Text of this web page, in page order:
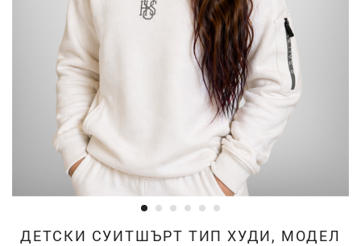
ДЕТСКИ СУИТШЪРТ ТИП ХУДИ, МОДЕЛ
Преминете